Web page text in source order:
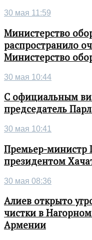
30 мая 11:59
Министерство
распространило
Министерство
30 мая 10:44
С официальным
председатель
30 мая 10:41
Премьер-министр
президентом
30 мая 08:36
Алиев открыто
чистки в
Армении